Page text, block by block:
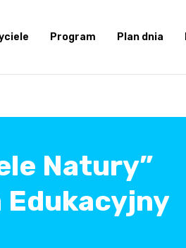
Program Plan dnia
Natury”
Edukacyjny